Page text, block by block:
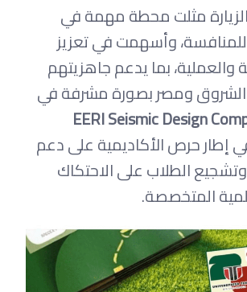
مثلت محطة مهمة في
وأسهمت في تعزيز
والعملية، بما يدعم جاهزيتهم
الشروق ومصر بصورة مشرفة في
EERI Seismic Design
إطار حرص الأكاديمية على دعم
وتشجيع الطلاب على الاحتكاك
المتخصصة.